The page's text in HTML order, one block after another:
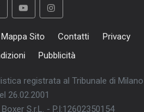
Mappa Sito Contatti
Privacy
Pubblicità
registrata al Tribunale di Milano
26.02.2001
S.r.L. - P.I:12602350154